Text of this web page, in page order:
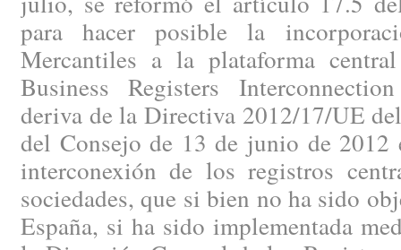
para hacer posible la
Mercantiles a la plataforma
Business Registers
deriva de la Directiva 2012/17/UE
del Consejo de 13 de junio de 2012
interconexión de los registros
sociedades, que si bien no ha sido
España, si ha sido implementada